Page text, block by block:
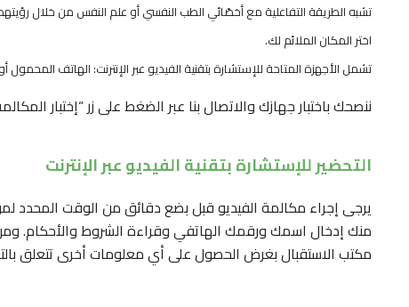
تشبه الطريقة التفاعلية مع أخصّائي الطب النفسي أو علم النفس من خلال
اختر المكان الملائم لك.
تشمل الأجهزة المتاحة للإستشارة بتقنية الفيديو عبر الإنترنت: الهاتف
ننصحك باختبار جهازك والاتصال بنا عبر الضغط على زر “إختبار
التحضير للإستشارة بتقنية الفيديو عبر الإنترنت
يرجى إجراء مكالمة الفيديو قبل بضع دقائق من الوقت
منك إدخال اسمك ورقمك الهاتفي وقراءة الشروط والأحكام. ومن
مكتب الاستقبال بغرض الحصول على أي معلومات أخرى تتعلق